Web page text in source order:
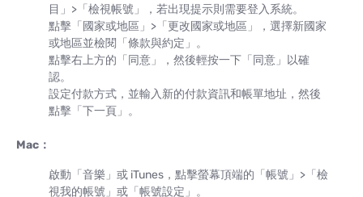
目」>「檢視帳號」，若出現提示則需要登入系統。
點擊「國家或地區」>「更改國家或地區」，選擇新國家
或地區並檢閱「條款與約定」。
點擊右上方的「同意」，然後輕按一下「同意」以確
認。
設定付款方式，並輸入新的付款資訊和帳單地址，然後
點擊「下一頁」。
Mac：
啟動「音樂」或 iTunes，點擊螢幕頂端的「帳號」>「檢
視我的帳號」或「帳號設定」。